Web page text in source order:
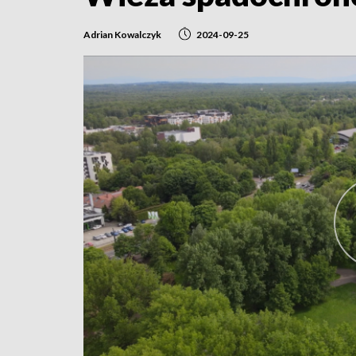
Adrian Kowalczyk 2024-09-25